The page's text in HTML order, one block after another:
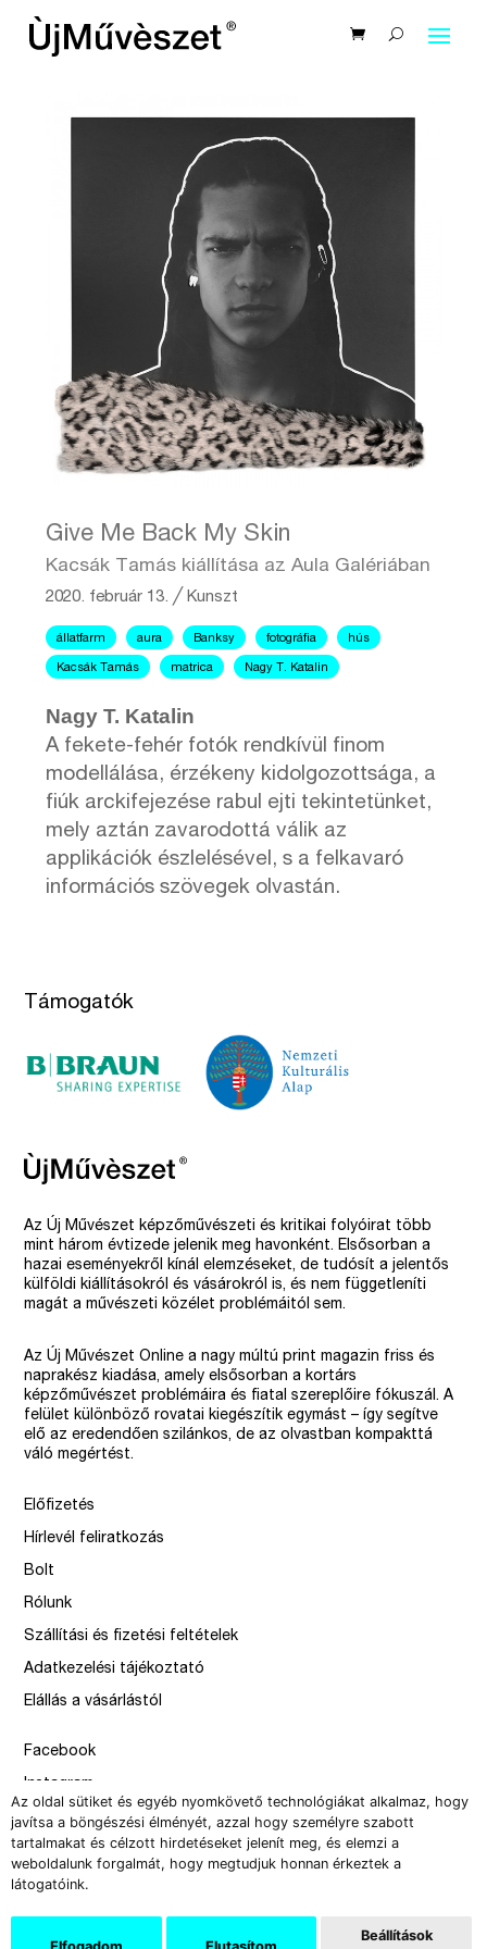
Az oldal sütiket és egyéb nyomkövető technológiákat alkalmaz, hogy
javítsa a böngészési élményét, azzal hogy személyre szabott
tartalmakat és célzott hirdetéseket jelenít meg, és elemzi a
weboldalunk forgalmát, hogy megtudjuk honnan érkeztek a
látogatóink.
Elfogadom Elutasítom
Beállítások
Give Me Back My Skin
Kacsák Tamás kiállítása az Aula Galériában
2020. február 13. ╱Kunszt
állatfarm aura Banksy fotográfia hús
Kacsák Tamás matrica Nagy T. Katalin
Nagy T. Katalin
A fekete-fehér fotók rendkívül finom
modellálása, érzékeny kidolgozottsága, a
fiúk arckifejezése rabul ejti tekintetünket,
mely aztán zavarodottá válik az
applikációk észlelésével, s a felkavaró
információs szövegek olvastán.
Támogatók
Az Új Művészet képzőművészeti és kritikai folyóirat több
mint három évtizede jelenik meg havonként. Elsősorban a
hazai eseményekről kínál elemzéseket, de tudósít a jelentős
külföldi kiállításokról és vásárokról is, és nem függetleníti
magát a művészeti közélet problémáitól sem.
Az Új Művészet Online a nagy múltú print magazin friss és
naprakész kiadása, amely elsősorban a kortárs
képzőművészet problémáira és fiatal szereplőire fókuszál. A
felület különböző rovatai kiegészítik egymást – így segítve
elő az eredendően szilánkos, de az olvastban kompakttá
váló megértést.
Előfizetés
Hírlevél feliratkozás
Bolt
Rólunk
Szállítási és fizetési feltételek
Adatkezelési tájékoztató
Elállás a vásárlástól
Facebook
Instagram
Issue
–
design by Solymosi Mór, Sirbik Attila
webbyzolka